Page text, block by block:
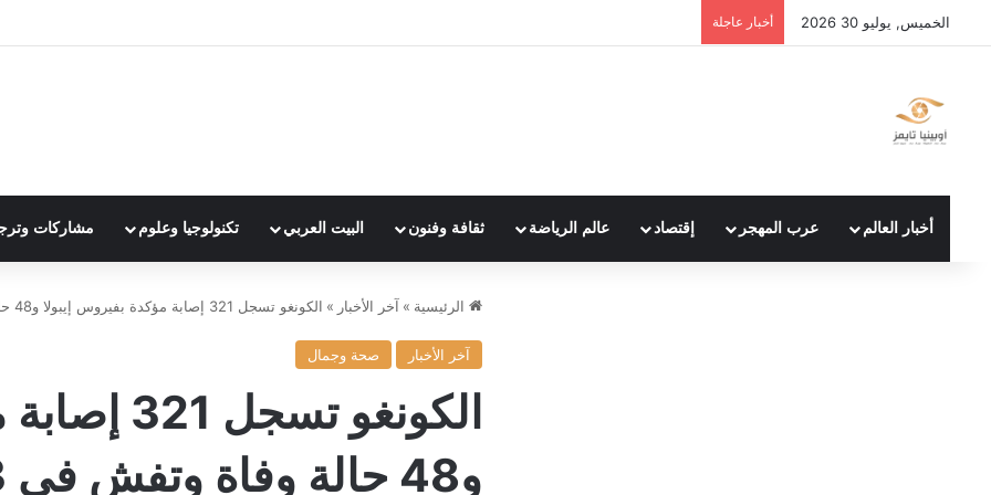
الخميس, يوليو 30 2026 أخبار عاجلة
أخبار العالم عرب المهجر إقتصاد عالم الرياضة ثقافة وفنون البيت العربي تكنولوجيا وعلوم مشاركات
الرئيسية » آخر الأخبار » الكونغو تسجل 321 إصابة مؤكدة بفيروس إيبولا و48 حالة وفاة وتفش في 3 مقاطعات
آخر الأخبار صحة وجمال
الكونغو
و48 حالة وفاة وتفش في 3 مقاطعات